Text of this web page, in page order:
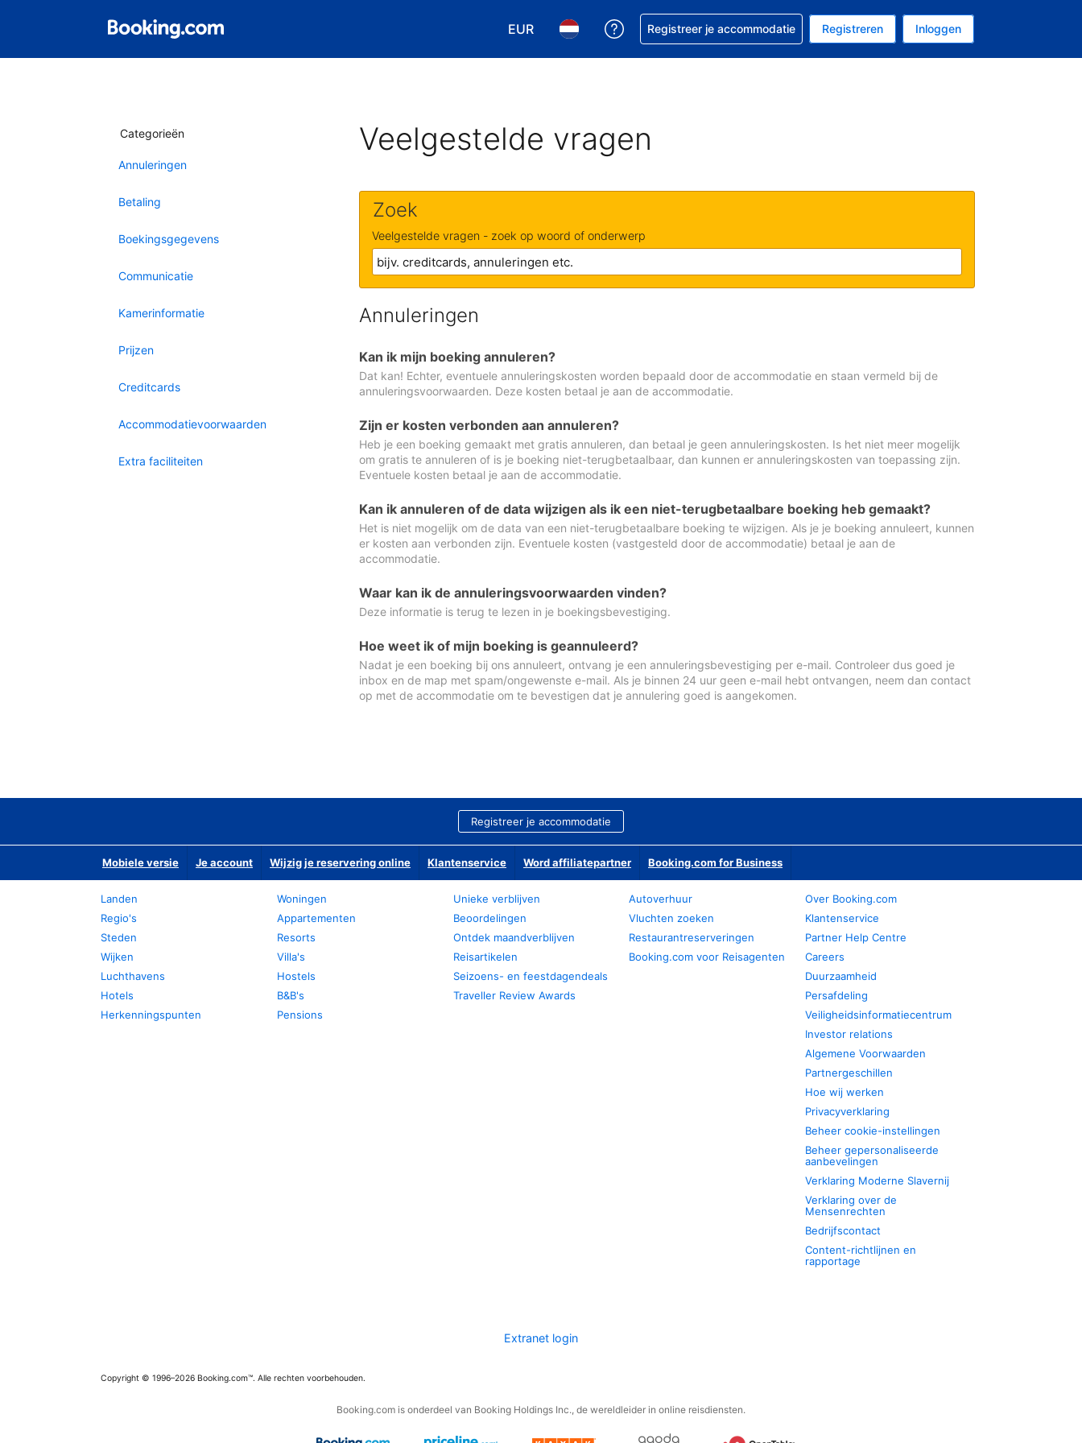
EUR
Kies je valuta. Je huidige valuta is EUR
Kies je taal. Je huidige taal is Nederlands
Krijg hulp bij je reservering
Registreer je accommodatie Registreren Inloggen
Categorieën
Annuleringen
Betaling
Boekingsgegevens
Communicatie
Kamerinformatie
Prijzen
Creditcards
Accommodatievoorwaarden
Extra faciliteiten
Veelgestelde vragen
Zoek
Veelgestelde vragen - zoek op woord of onderwerp
Annuleringen
Kan ik mijn boeking annuleren?
Dat kan! Echter, eventuele annuleringskosten worden bepaald door de accommodatie en staan vermeld bij de
annuleringsvoorwaarden. Deze kosten betaal je aan de accommodatie.
Zijn er kosten verbonden aan annuleren?
Heb je een boeking gemaakt met gratis annuleren, dan betaal je geen annuleringskosten. Is het niet meer mogelijk
om gratis te annuleren of is je boeking niet-terugbetaalbaar, dan kunnen er annuleringskosten van toepassing zijn.
Eventuele kosten betaal je aan de accommodatie.
Kan ik annuleren of de data wijzigen als ik een niet-terugbetaalbare boeking heb gemaakt?
Het is niet mogelijk om de data van een niet-terugbetaalbare boeking te wijzigen. Als je je boeking annuleert, kunnen
er kosten aan verbonden zijn. Eventuele kosten (vastgesteld door de accommodatie) betaal je aan de
accommodatie.
Waar kan ik de annuleringsvoorwaarden vinden?
Deze informatie is terug te lezen in je boekingsbevestiging.
Hoe weet ik of mijn boeking is geannuleerd?
Nadat je een boeking bij ons annuleert, ontvang je een annuleringsbevestiging per e-mail. Controleer dus goed je
inbox en de map met spam/ongewenste e-mail. Als je binnen 24 uur geen e-mail hebt ontvangen, neem dan contact
op met de accommodatie om te bevestigen dat je annulering goed is aangekomen.
Registreer je accommodatie
Mobiele versie Je account Wijzig je reservering online Klantenservice Word affiliatepartner Booking.com for Business
Landen
Regio's
Steden
Wijken
Luchthavens
Hotels
Herkenningspunten
Woningen
Appartementen
Resorts
Villa's
Hostels
B&B's
Pensions
Unieke verblijven
Beoordelingen
Ontdek maandverblijven
Reisartikelen
Seizoens- en feestdagendeals
Traveller Review Awards
Autoverhuur
Vluchten zoeken
Restaurantreserveringen
Booking.com voor Reisagenten
Over Booking.com
Klantenservice
Partner Help Centre
Careers
Duurzaamheid
Persafdeling
Veiligheidsinformatiecentrum
Investor relations
Algemene Voorwaarden
Partnergeschillen
Hoe wij werken
Privacyverklaring
Beheer cookie-instellingen
Beheer gepersonaliseerde
aanbevelingen
Verklaring Moderne Slavernij
Verklaring over de
Mensenrechten
Bedrijfscontact
Content-richtlijnen en
rapportage
Extranet login
Copyright © 1996–2026 Booking.com™. Alle rechten voorbehouden.
Booking.com is onderdeel van Booking Holdings Inc., de wereldleider in online reisdiensten.